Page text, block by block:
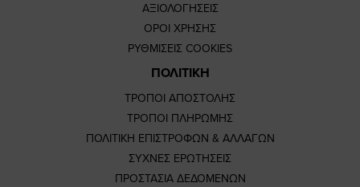
ΑΞΙΟΛΟΓΗΣΕΙΣ
ΟΡΟΙ ΧΡΗΣΗΣ
ΡΥΘΜΙΣΕΙΣ COOKIES
ΠΟΛΙΤΙΚΗ
ΤΡΟΠΟΙ ΑΠΟΣΤΟΛΗΣ
ΤΡΟΠΟΙ ΠΛΗΡΩΜΗΣ
ΠΟΛΙΤΙΚΗ ΕΠΙΣΤΡΟΦΩΝ & ΑΛΛΑΓΩΝ
ΣΥΧΝΕΣ ΕΡΩΤΗΣΕΙΣ
ΠΡΟΣΤΑΣΙΑ ΔΕΔΟΜΕΝΩΝ